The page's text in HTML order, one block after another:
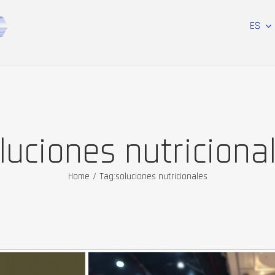
ES
Home / Tag:soluciones nutricionales